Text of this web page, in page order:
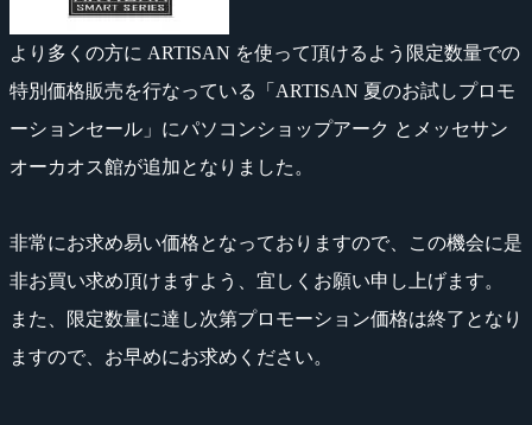
より多くの方に ARTISAN を使って頂けるよう限定数量での
特別価格販売を行なっている「ARTISAN 夏のお試しプロモ
ーションセール」にパソコンショップアーク とメッセサン
オーカオス館が追加となりました。
非常にお求め易い価格となっておりますので、この機会に是
非お買い求め頂けますよう、宜しくお願い申し上げます。
また、限定数量に達し次第プロモーション価格は終了となり
ますので、お早めにお求めください。